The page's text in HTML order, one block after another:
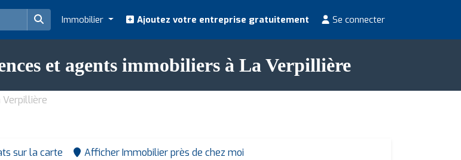
Immobilier Ajoutez votre entreprise gratuitement Se connecter
et agents immobiliers à La Verpillière
Verpillière
sur la carte Afficher Immobilier près de chez moi